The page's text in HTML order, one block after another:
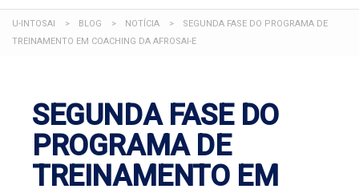
U-INTOSAI > BLOG > NOTÍCIA >
SEGUNDA FASE DO PROGRAMA DE
TREINAMENTO EM COACHING DA AFROSAI-E
SEGUNDA FASE DO
PROGRAMA DE
TREINAMENTO EM